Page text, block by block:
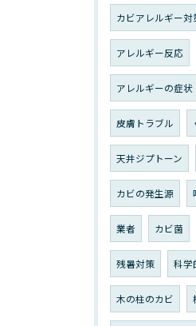
カビアレルギー対
アレルギー反応
アレルギーの症状
皮膚トラブル
天井ジプトーン
カビの発生源
業者 カビ菌
残暑対策 科学
木の柱のカビ